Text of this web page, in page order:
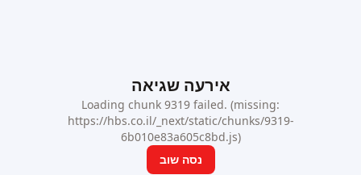
אירעה שגיאה
Loading chunk 9319 failed. (missing:
https://hbs.co.il/_next/static/chunks/9319-
6b010e83a605c8bd.js)